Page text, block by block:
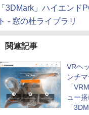
「3DMark」ハイエンド
ト - 窓の杜ライブラリ
関連記事
VRヘ
ンチ
「
ュー
「